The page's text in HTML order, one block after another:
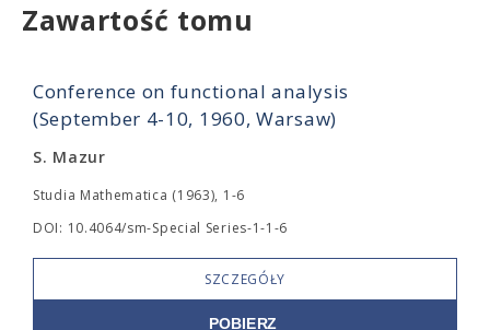
Zawartość tomu
Conference on functional analysis
(September 4-10, 1960, Warsaw)
S. Mazur
Studia Mathematica (1963), 1-6
DOI: 10.4064/sm-Special Series-1-1-6
SZCZEGÓŁY